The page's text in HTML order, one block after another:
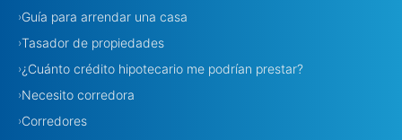
›Guía para arrendar una casa
›Tasador de propiedades
›¿Cuánto crédito hipotecario me podrían prestar?
›Necesito corredora
›Corredores